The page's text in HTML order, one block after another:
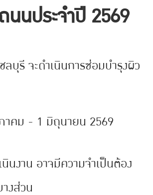
นประจำปี 2569
บุรี จะดำเนินการซ่อมบำรุงผิว
คม - 1 มิถุนายน 2569
นินงาน อาจมีความจำเป็นต้อง
งส่วน